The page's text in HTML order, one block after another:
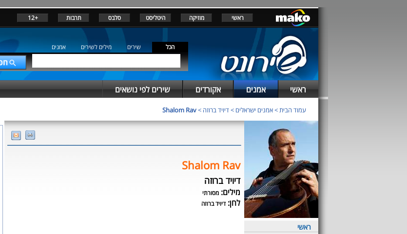
ראשי מוזיקה היטליסט סלבס תרבות +12
הכל שירים מילים לשירים אמנים
ראשי אמנים אקורדים שירים לפי נושאים
עמוד הבית>אמנים ישראלים >דיויד ברוזה >
Shalom Rav
ראשי
Shalom Rav
דיויד ברוזה
מילים: מסורתי
לחן:דיויד ברוזה